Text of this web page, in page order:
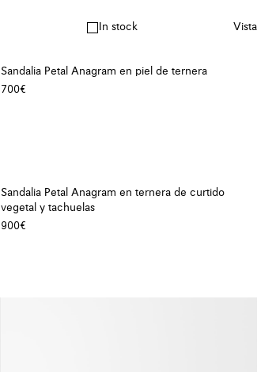
In stock Vista
Sandalia Petal Anagram en piel de ternera
700€
Sandalia Petal Anagram en ternera de curtido
vegetal y tachuelas
900€